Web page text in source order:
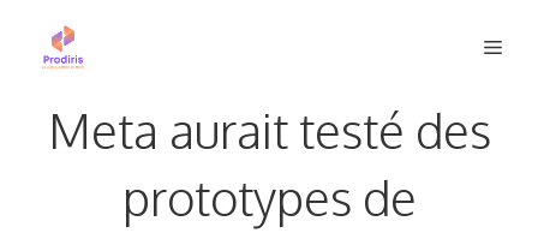
Meta aurait testé des
prototypes de